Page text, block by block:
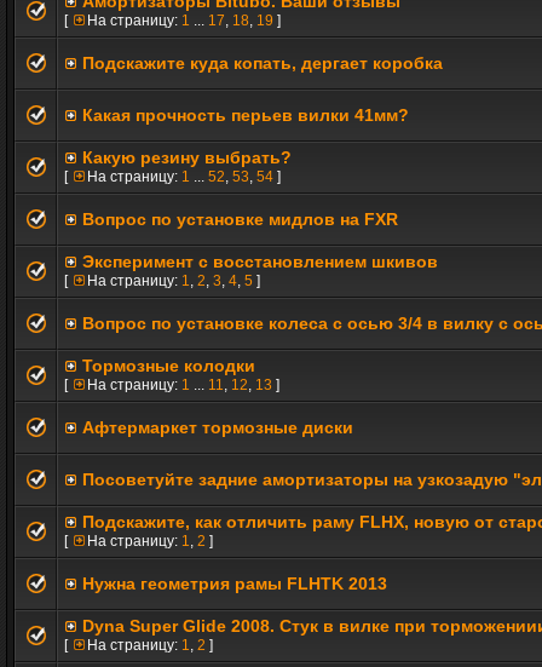
[ На страницу: 1 ... 17, 18, 19 ]
Подскажите куда копать, дергает коробка
Какая прочность перьев вилки 41мм?
Какую резину выбрать?
[ На страницу: 1 ... 52, 53, 54 ]
Вопрос по установке мидлов на FXR
Эксперимент с восстановлением шкивов
[ На страницу: 1, 2, 3, 4, 5 ]
Вопрос по установке колеса с осью 3/4 в вилку с
Тормозные колодки
[ На страницу: 1 ... 11, 12, 13 ]
Афтермаркет тормозные диски
Посоветуйте задние амортизаторы на узкозадую
Подскажите, как отличить раму FLHX, новую от
[ На страницу: 1, 2 ]
Нужна геометрия рамы FLHTK 2013
Dyna Super Glide 2008. Стук в вилке при
[ На страницу: 1, 2 ]